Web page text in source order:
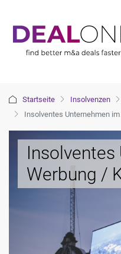
Startseite Insolvenzen
Insolventes Unternehmen
Werbung /